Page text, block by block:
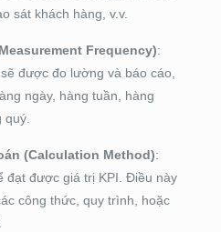
sát khách hàng, v.v.
Frequency):
được đo lường và báo cáo,
ngày, hàng tuần, hàng
quý.
(Calculation Method):
đạt được giá trị KPI. Điều này
công thức, quy trình, hoặc